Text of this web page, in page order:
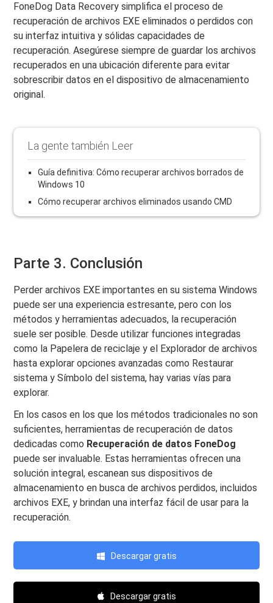
FoneDog Data Recovery simplifica el proceso de
recuperación de archivos EXE eliminados o perdidos con
su interfaz intuitiva y sólidas capacidades de
recuperación. Asegúrese siempre de guardar los archivos
recuperados en una ubicación diferente para evitar
sobrescribir datos en el dispositivo de almacenamiento
original.
La gente también Leer
Guía definitiva: Cómo recuperar archivos borrados de
Windows 10
Cómo recuperar archivos eliminados usando CMD
Parte 3. Conclusión
Perder archivos EXE importantes en su sistema Windows
puede ser una experiencia estresante, pero con los
métodos y herramientas adecuados, la recuperación
suele ser posible. Desde utilizar funciones integradas
como la Papelera de reciclaje y el Explorador de archivos
hasta explorar opciones avanzadas como Restaurar
sistema y Símbolo del sistema, hay varias vías para
explorar.
En los casos en los que los métodos tradicionales no son
suficientes, herramientas de recuperación de datos
dedicadas como Recuperación de datos FoneDog
puede ser invaluable. Estas herramientas ofrecen una
solución integral, escanean sus dispositivos de
almacenamiento en busca de archivos perdidos, incluidos
archivos EXE, y brindan una interfaz fácil de usar para la
recuperación.
Descargar gratis
Descargar gratis